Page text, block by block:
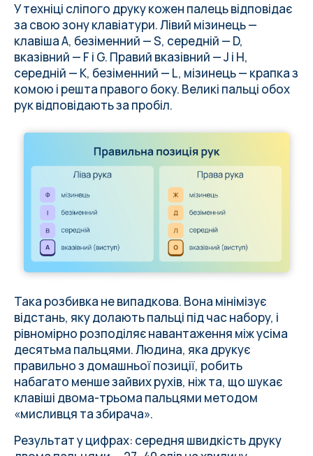
У техніці сліпого друку кожен палець відповідає
за свою зону клавіатури. Лівий мізинець —
клавіша A, безіменний — S, середній — D,
вказівний — F і G. Правий вказівний — J і H,
середній — K, безіменний — L, мізинець — крапка з
комою і решта правого боку. Великі пальці обох
рук відповідають за пробіл.
Така розбивка не випадкова. Вона мінімізує
відстань, яку долають пальці під час набору, і
рівномірно розподіляє навантаження між усіма
десятьма пальцями. Людина, яка друкує
правильно з домашньої позиції, робить
набагато менше зайвих рухів, ніж та, що шукає
клавіші двома-трьома пальцями методом
«мисливця та збирача».
Результат у цифрах: середня швидкість друку